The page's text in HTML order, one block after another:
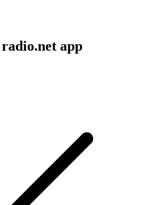
app